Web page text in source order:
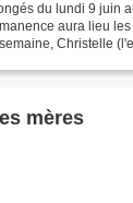
du lundi 9 juin
aura lieu
Christelle
mères